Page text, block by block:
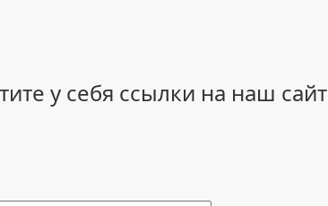
у себя ссылки на наш сайт